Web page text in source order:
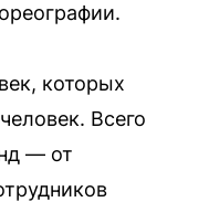
которых
Всего
— от